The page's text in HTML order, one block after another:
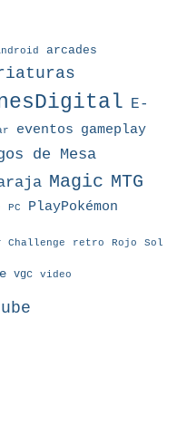
arcades
E-
eventos gameplay
de Mesa
Magic MTG
PC PlayPokémon
Challenge retro Rojo Sol
vgc video